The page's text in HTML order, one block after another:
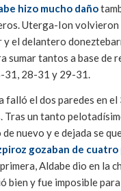
hizo mucho daño
Uterga-Ion volvieron
y el delantero
sumar tantos a base de
31, 28-31 y 29-31.
falló el dos paredes en
Tras un tanto
nuevo y e dejada se
gozaban de cuatro
Aldabe dio en la
bien y fue imposible